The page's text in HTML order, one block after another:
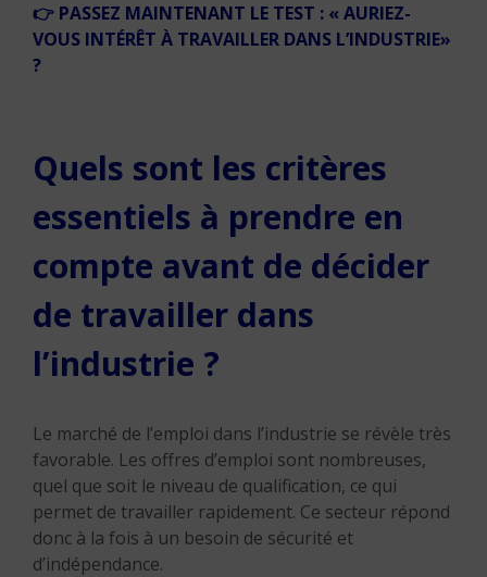
👉 PASSEZ MAINTENANT LE TEST : « AURIEZ-
VOUS INTÉRÊT À TRAVAILLER DANS L’INDUSTRIE»
?
Quels sont les critères
essentiels à prendre en
compte avant de décider
de travailler dans
l’industrie ?
Le marché de l’emploi dans l’industrie se révèle très
favorable. Les offres d’emploi sont nombreuses,
quel que soit le niveau de qualification, ce qui
permet de travailler rapidement. Ce secteur répond
donc à la fois à un besoin de sécurité et
d’indépendance.